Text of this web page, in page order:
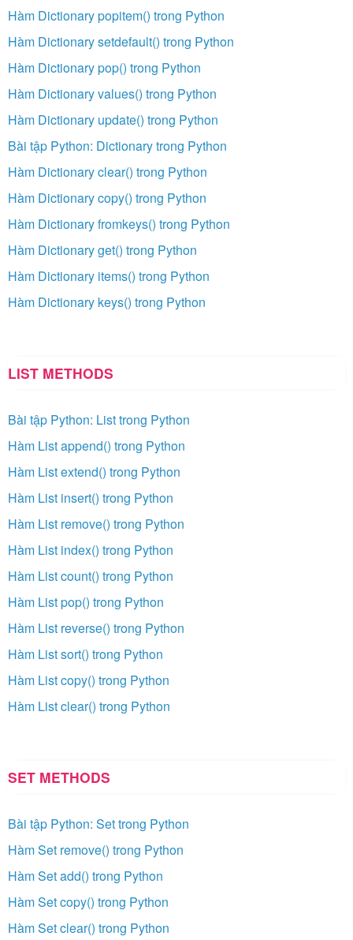
Hàm Dictionary popitem() trong Python
Hàm Dictionary setdefault() trong Python
Hàm Dictionary pop() trong Python
Hàm Dictionary values() trong Python
Hàm Dictionary update() trong Python
Bài tập Python: Dictionary trong Python
Hàm Dictionary clear() trong Python
Hàm Dictionary copy() trong Python
Hàm Dictionary fromkeys() trong Python
Hàm Dictionary get() trong Python
Hàm Dictionary items() trong Python
Hàm Dictionary keys() trong Python
LIST METHODS
Bài tập Python: List trong Python
Hàm List append() trong Python
Hàm List extend() trong Python
Hàm List insert() trong Python
Hàm List remove() trong Python
Hàm List index() trong Python
Hàm List count() trong Python
Hàm List pop() trong Python
Hàm List reverse() trong Python
Hàm List sort() trong Python
Hàm List copy() trong Python
Hàm List clear() trong Python
SET METHODS
Bài tập Python: Set trong Python
Hàm Set remove() trong Python
Hàm Set add() trong Python
Hàm Set copy() trong Python
Hàm Set clear() trong Python